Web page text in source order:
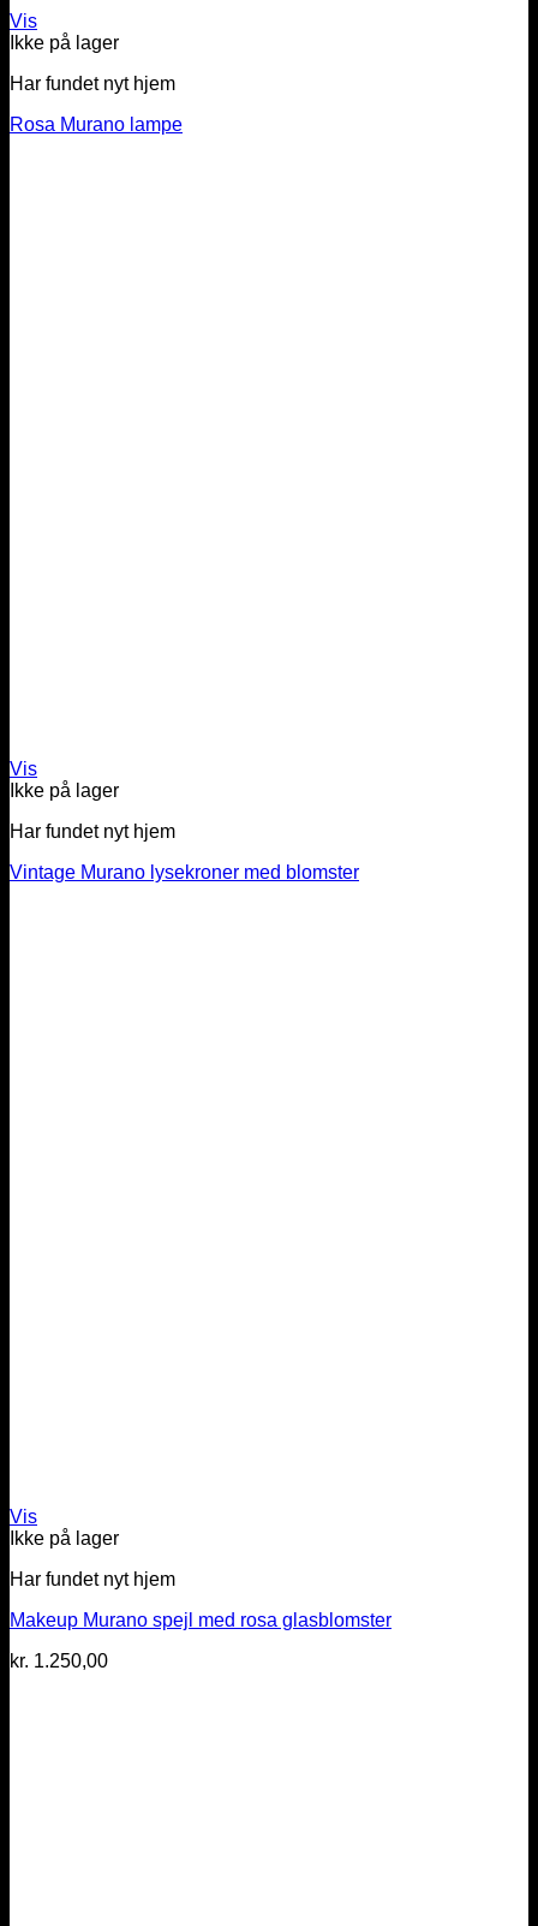
Vis
Ikke på lager
Har fundet nyt hjem
Rosa Murano lampe
Vis
Ikke på lager
Har fundet nyt hjem
Vintage Murano lysekroner med blomster
Vis
Ikke på lager
Har fundet nyt hjem
Makeup Murano spejl med rosa glasblomster
kr. 1.250,00